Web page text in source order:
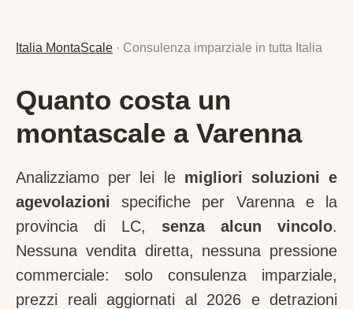
Italia MontaScale · Consulenza imparziale in tutta Italia
Quanto costa un
montascale a Varenna
Analizziamo per lei le migliori soluzioni e
agevolazioni specifiche per Varennae la
provincia di LC, senza alcun vincolo.
Nessuna vendita diretta, nessuna pressione
commerciale: solo consulenza imparziale,
prezzi reali aggiornati al 2026 e detrazioni